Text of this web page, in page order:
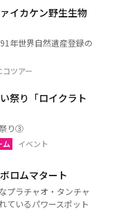
イカケン野生生物
年世界自然遺産登録の
コツアー
祭り「ロイクラト
り③
ム イベント
ロムマタート
プラチャオ・タンチャ
ているパワースポット